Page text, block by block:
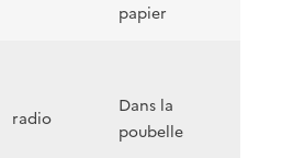
papier
radio
Dans la
poubelle